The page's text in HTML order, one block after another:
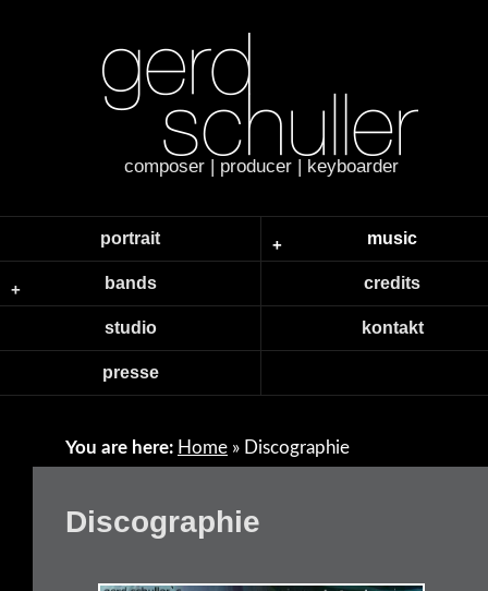
composer | producer | keyboarder
portrait music
bands credits
studio kontakt
presse
You are here: Home » Discographie
Discographie